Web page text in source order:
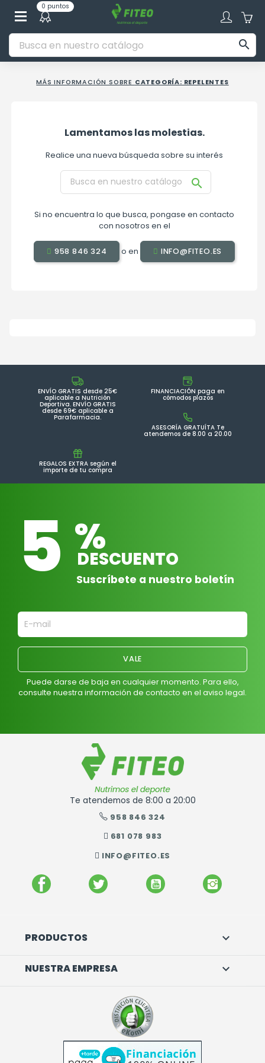
0 puntos

MÁS INFORMACIÓN SOBRE CATEGORÍA: REPELENTES
Lamentamos las molestias.
Realice una nueva búsqueda sobre su interés

Si no encuentra lo que busca, pongase en contacto
con nosotros en el
958 846 324 o en INFO@FITEO.ES
ENVÍO GRATIS desde 25€
aplicable a Nutrición
Deportiva. ENVÍO GRATIS
desde 69€ aplicable a
Parafarmacia.
FINANCIACIÓN paga en
cómodos plazos
ASESORÍA GRATUÍTA Te
atendemos de 8.00 a 20.00
REGALOS EXTRA según el
importe de tu compra
5 %
DESCUENTO
Suscríbete a nuestro boletín
Puede darse de baja en cualquier momento. Para ello,
consulte nuestra información de contacto en el aviso legal.
Te atendemos de 8:00 a 20:00
958 846 324
681 078 983
INFO@FITEO.ES
FACEBOOK TWITTER YOUTUBE
PRODUCTOS 
NUESTRA EMPRESA 